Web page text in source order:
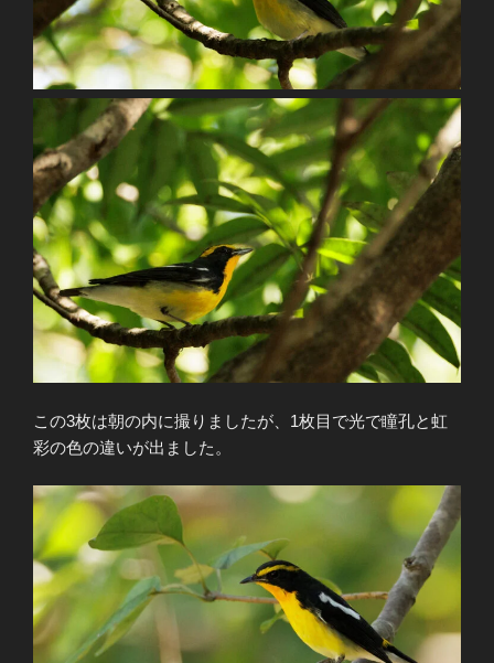
この3枚は朝の内に撮りましたが、1枚目で光で瞳孔と虹
彩の色の違いが出ました。